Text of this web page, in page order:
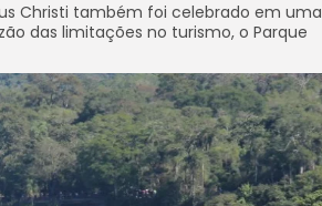
Christi também foi celebrado em uma
das limitações no turismo, o Parque